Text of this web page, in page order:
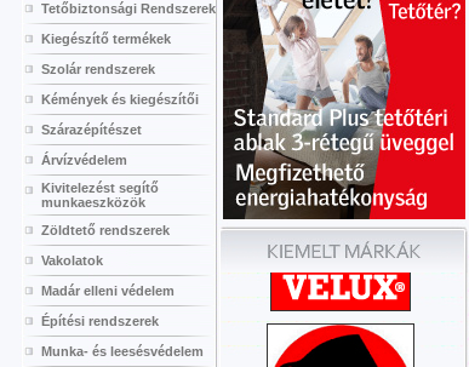
Tetőbiztonsági Rendszerek
Kiegészítő termékek
Szolár rendszerek
Kémények és kiegészítői
Szárazépítészet
Árvízvédelem
Kivitelezést segítő
munkaeszközök
Zöldtető rendszerek
Vakolatok
Madár elleni védelem
Építési rendszerek
Munka- és leesésvédelem